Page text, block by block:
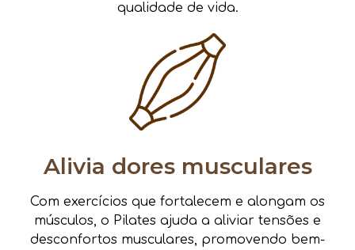
qualidade de vida.
Alivia dores musculares
Com exercícios que fortalecem e alongam os
músculos, o Pilates ajuda a aliviar tensões e
desconfortos musculares, promovendo bem-